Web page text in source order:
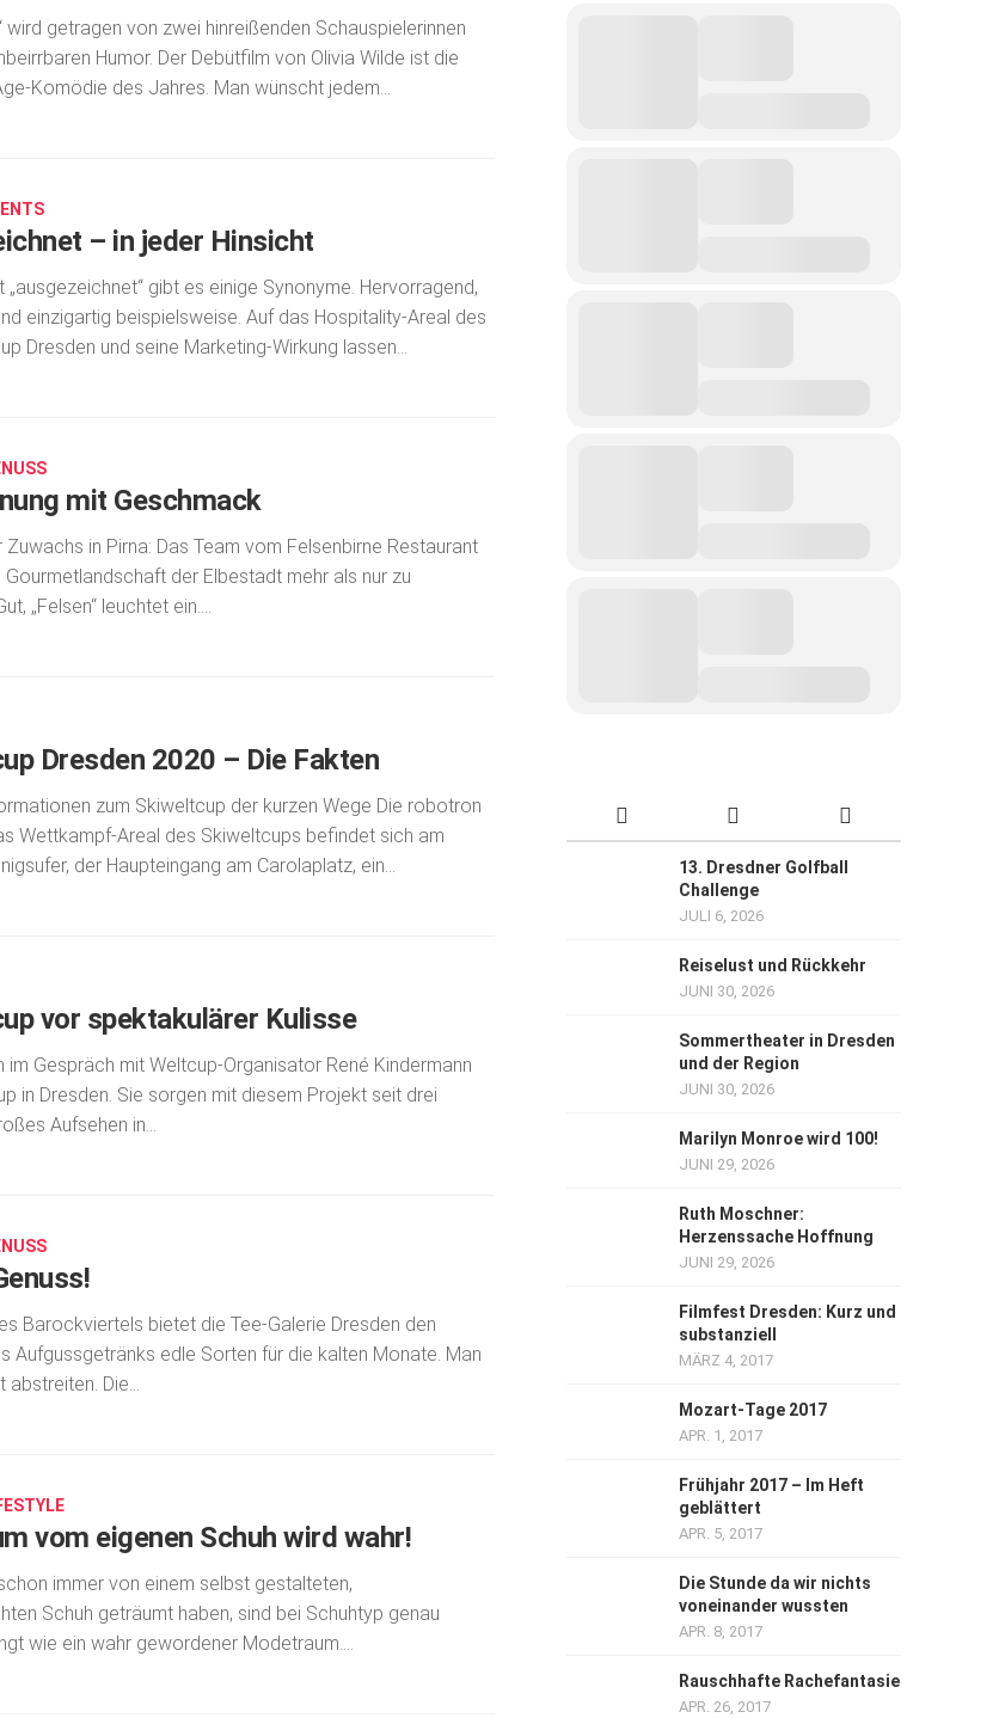
wird getragen von zwei hinreißenden Schauspielerinnen
Humor. Der Debütfilm von Olivia Wilde ist die
Komödie des Jahres. Man wünscht jedem...
– in jeder Hinsicht
„ausgezeichnet“ gibt es einige Synonyme. Hervorragend,
einzigartig beispielsweise. Auf das Hospitality-Areal des
Dresden und seine Marketing-Wirkung lassen...
mit Geschmack
Zuwachs in Pirna: Das Team vom Felsenbirne Restaurant
Gourmetlandschaft der Elbestadt mehr als nur zu
„Felsen“ leuchtet ein....
Dresden 2020 – Die Fakten
zum Skiweltcup der kurzen Wege Die robotron
Wettkampf-Areal des Skiweltcups befindet sich am
der Haupteingang am Carolaplatz, ein...
vor spektakulärer Kulisse
im Gespräch mit Weltcup-Organisator René Kindermann
in Dresden. Sie sorgen mit diesem Projekt seit drei
Aufsehen in...
Barockviertels bietet die Tee-Galerie Dresden den
Aufgussgetränks edle Sorten für die kalten Monate. Man
abstreiten. Die...
vom eigenen Schuh wird wahr!
immer von einem selbst gestalteten,
Schuh geträumt haben, sind bei Schuhtyp genau
wie ein wahr gewordener Mode­traum....
13. Dresdner Golfball
Challenge
JULI 6, 2026
Reiselust und Rückkehr
JUNI 30, 2026
Sommertheater in Dresden
und der Region
JUNI 30, 2026
Marilyn Monroe wird 100!
JUNI 29, 2026
Ruth Moschner:
Herzenssache Hoffnung
JUNI 29, 2026
Filmfest Dresden: Kurz und
substanziell
MÄRZ 4, 2017
Mozart-Tage 2017
APR. 1, 2017
Frühjahr 2017 – Im Heft
geblättert
APR. 5, 2017
Die Stunde da wir nichts
voneinander wussten
APR. 8, 2017
Rauschhafte Rachefantasie
APR. 26, 2017